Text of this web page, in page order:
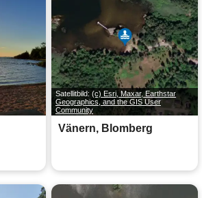
Satellitbild: (c) Esri, Maxar, Earthstar
Geographics, and the GIS User
Community
Vänern, Blomberg